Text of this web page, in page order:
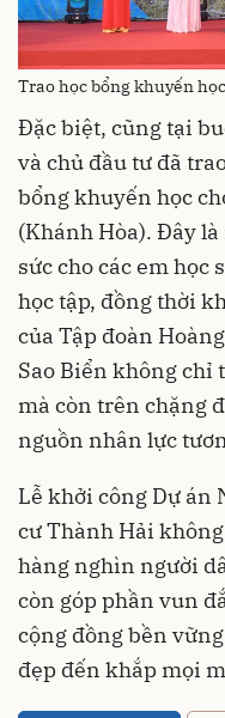
Trao học bổng khuyến
Đặc biệt, cũng tại
và chủ đầu tư đã
bổng khuyến học
(Khánh Hòa). Đây
sức cho các em
học tập, đồng thời
của Tập đoàn
Sao Biển không chỉ
mà còn trên chặng
nguồn nhân lực
Lễ khởi công Dự án
cư Thành Hải
hàng nghìn người
còn góp phần vun
cộng đồng bền
đẹp đến khắp mọi